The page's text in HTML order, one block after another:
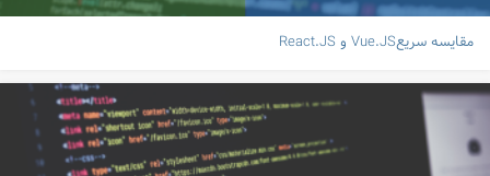
مقایسه سریعVue.JS و React.JS